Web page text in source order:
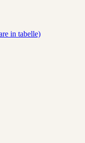
in tabelle)